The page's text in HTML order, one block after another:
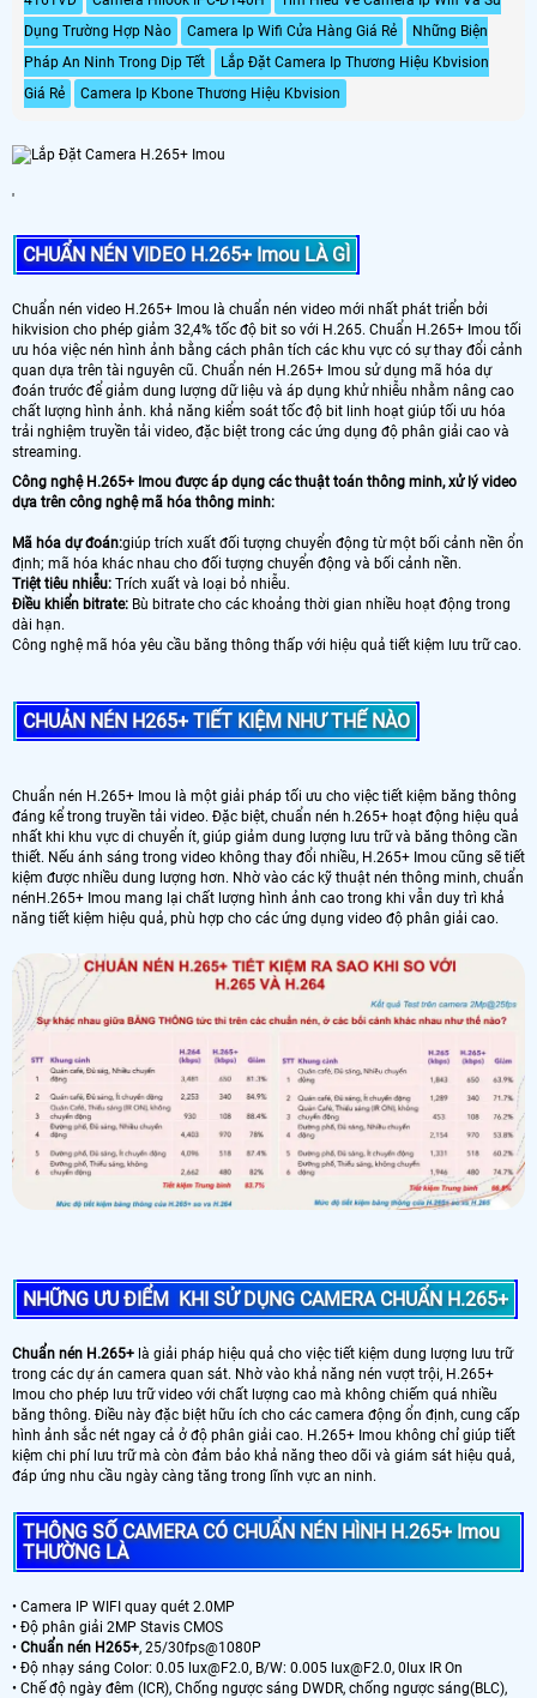
dây phức tạp
Dụng Trường Hợp Nào
Camera Ip Wifi Cửa Hàng Giá Rẻ
Những Biện
Pháp An Ninh Trong Dịp Tết
Lắp Đặt Camera Ip Thương Hiệu Kbvision
Giá Rẻ
Camera Ip Kbone Thương Hiệu Kbvision
'
CHUẨN NÉN VIDEO H.265+ Imou LÀ GÌ
Chuẩn nén video H.265+ Imou là chuẩn nén video mới nhất phát triển bởi
hikvision cho phép giảm 32,4% tốc độ bit so với H.265. Chuẩn H.265+ Imou tối
ưu hóa việc nén hình ảnh bằng cách phân tích các khu vực có sự thay đổi cảnh
quan dựa trên tài nguyên cũ. Chuẩn nén H.265+ Imou sử dụng mã hóa dự
đoán trước để giảm dung lượng dữ liệu và áp dụng khử nhiễu nhằm nâng cao
chất lượng hình ảnh. khả năng kiểm soát tốc độ bit linh hoạt giúp tối ưu hóa
trải nghiệm truyền tải video, đặc biệt trong các ứng dụng độ phân giải cao và
streaming.
Công nghệ H.265+ Imou được áp dụng các thuật toán thông minh, xử lý video
dựa trên công nghệ mã hóa thông minh:
Mã hóa dự đoán:giúp trích xuất đối tượng chuyển động từ một bối cảnh nền ổn
định; mã hóa khác nhau cho đối tượng chuyển động và bối cảnh nền.
Triệt tiêu nhiễu: Trích xuất và loại bỏ nhiễu.
Điều khiển bitrate: Bù bitrate cho các khoảng thời gian nhiều hoạt động trong
dài hạn.
Công nghệ mã hóa yêu cầu băng thông thấp với hiệu quả tiết kiệm lưu trữ cao.
CHUẢN NÉN H265+ TIẾT KIỆM NHƯ THẾ NÀO
Chuẩn nén H.265+ Imou là một giải pháp tối ưu cho việc tiết kiệm băng thông
đáng kể trong truyền tải video. Đặc biệt, chuẩn nén h.265+ hoạt động hiệu quả
nhất khi khu vực di chuyển ít, giúp giảm dung lượng lưu trữ và băng thông cần
thiết. Nếu ánh sáng trong video không thay đổi nhiều, H.265+ Imou cũng sẽ tiết
kiệm được nhiều dung lượng hơn. Nhờ vào các kỹ thuật nén thông minh, chuẩn
nénH.265+ Imou mang lại chất lượng hình ảnh cao trong khi vẫn duy trì khả
năng tiết kiệm hiệu quả, phù hợp cho các ứng dụng video độ phân giải cao.
NHỮNG ƯU ĐIỂM KHI SỬ DỤNG CAMERA CHUẨN H.265+
Chuẩn nén H.265+ là giải pháp hiệu quả cho việc tiết kiệm dung lượng lưu trữ
trong các dự án camera quan sát. Nhờ vào khả năng nén vượt trội, H.265+
Imou cho phép lưu trữ video với chất lượng cao mà không chiếm quá nhiều
băng thông. Điều này đặc biệt hữu ích cho các camera động ổn định, cung cấp
hình ảnh sắc nét ngay cả ở độ phân giải cao. H.265+ Imou không chỉ giúp tiết
kiệm chi phí lưu trữ mà còn đảm bảo khả năng theo dõi và giám sát hiệu quả,
đáp ứng nhu cầu ngày càng tăng trong lĩnh vực an ninh.
THÔNG SỐ CAMERA CÓ CHUẨN NÉN HÌNH H.265+ Imou
THƯỜNG LÀ
• Camera IP WIFI quay quét 2.0MP
• Độ phân giải 2MP Stavis CMOS
• Chuẩn nén H265+, 25/30fps@1080P
• Độ nhạy sáng Color: 0.05 lux@F2.0, B/W: 0.005 lux@F2.0, 0lux IR On
• Chế độ ngày đêm (ICR), Chống ngược sáng DWDR, chống ngược sáng(BLC),